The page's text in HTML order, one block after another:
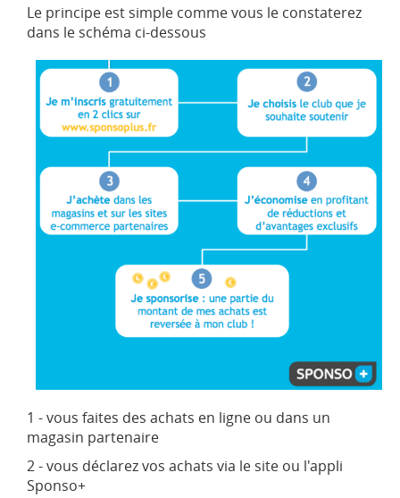
Le principe est simple comme vous le constaterez
dans le schéma ci-dessous
1 - vous faites des achats en ligne ou dans un
magasin partenaire
2 - vous déclarez vos achats via le site ou l'appli
Sponso+